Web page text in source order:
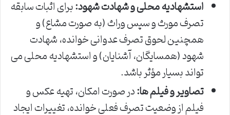
استشهادیه محلی و شهادت شهود:برای اثبات سابقه
تصرف مورث و سپس وراث (به صورت مشاع) و
همچنین لحوق تصرف عدوانی خوانده، شهادت
شهود (همسایگان، آشنایان) و استشهادیه محلی می
تواند بسیار مؤثر باشد.
تصاویر و فیلم ها:در صورت امکان، تهیه عکس و
فیلم از وضعیت تصرف فعلی خوانده، تغییرات ایجاد